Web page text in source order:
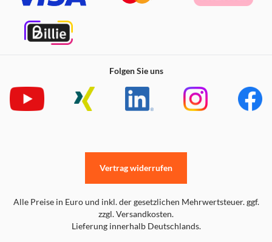
Folgen Sie uns
Alle Preise in Euro und inkl. der gesetzlichen Mehrwertsteuer. ggf.
zzgl. Versandkosten.
Lieferung innerhalb Deutschlands.
Vertrag widerrufen